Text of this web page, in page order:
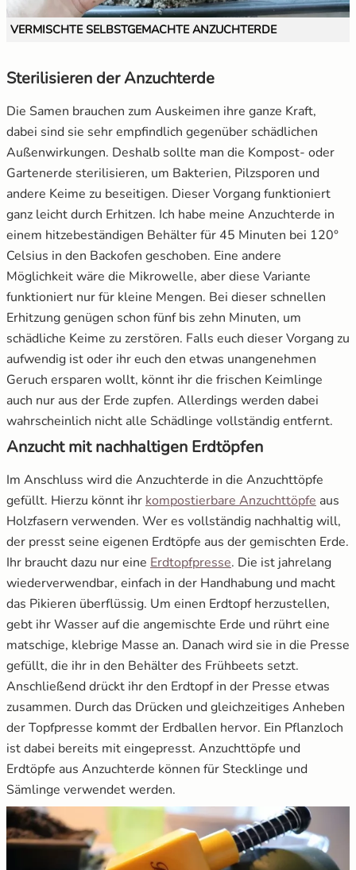
VERMISCHTE SELBSTGEMACHTE ANZUCHTERDE
Sterilisieren der Anzuchterde
Die Samen brauchen zum Auskeimen ihre ganze Kraft,
dabei sind sie sehr empfindlich gegenüber schädlichen
Außenwirkungen. Deshalb sollte man die Kompost- oder
Gartenerde sterilisieren, um Bakterien, Pilzsporen und
andere Keime zu beseitigen. Dieser Vorgang funktioniert
ganz leicht durch Erhitzen. Ich habe meine Anzuchterde in
einem hitzebeständigen Behälter für 45 Minuten bei 120°
Celsius in den Backofen geschoben. Eine andere
Möglichkeit wäre die Mikrowelle, aber diese Variante
funktioniert nur für kleine Mengen. Bei dieser schnellen
Erhitzung genügen schon fünf bis zehn Minuten, um
schädliche Keime zu zerstören. Falls euch dieser Vorgang zu
aufwendig ist oder ihr euch den etwas unangenehmen
Geruch ersparen wollt, könnt ihr die frischen Keimlinge
auch nur aus der Erde zupfen. Allerdings werden dabei
wahrscheinlich nicht alle Schädlinge vollständig entfernt.
Anzucht mit nachhaltigen Erdtöpfen
Im Anschluss wird die Anzuchterde in die Anzuchttöpfe
gefüllt. Hierzu könnt ihr kompostierbare Anzuchttöpfe öffnet
aus
Holzfasern verwenden. Wer es vollständig nachhaltig will,
der presst seine eigenen Erdtöpfe aus der gemischten Erde.
Ihr braucht dazu nur eine Erdtopfpresseöffnet in neuem
. Die ist jahrelang
wiederverwendbar, einfach in der Handhabung und macht
das Pikieren überflüssig. Um einen Erdtopf herzustellen,
gebt ihr Wasser auf die angemischte Erde und rührt eine
matschige, klebrige Masse an. Danach wird sie in die Presse
gefüllt, die ihr in den Behälter des Frühbeets setzt.
Anschließend drückt ihr den Erdtopf in der Presse etwas
zusammen. Durch das Drücken und gleichzeitiges Anheben
der Topfpresse kommt der Erdballen hervor. Ein Pflanzloch
ist dabei bereits mit eingepresst. Anzuchttöpfe und
Erdtöpfe aus Anzuchterde können für Stecklinge und
Sämlinge verwendet werden.